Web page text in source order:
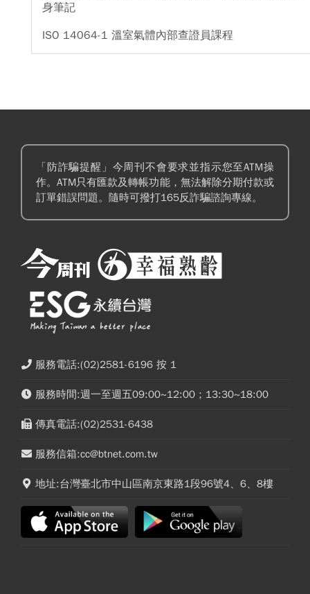
身筆記
ISO 14064-1 溫室氣體內部查證員課程
「防詐騙提醒」今周刊不會要求並指示您至ATM操
作。ATM只有匯款及轉帳功能，無法解除分期付款或
訂單錯誤問題。隨時可撥打165反詐騙諮詢專線。
服務電話:(02)2581-6196 按 1
服務時間:週一至週五09:00~12:00；13:30~18:00
傳真電話:(02)2531-6438
服務信箱:cc@btnet.com.tw
地址:台灣臺北市中山區南京東路1段96號4、6、8樓